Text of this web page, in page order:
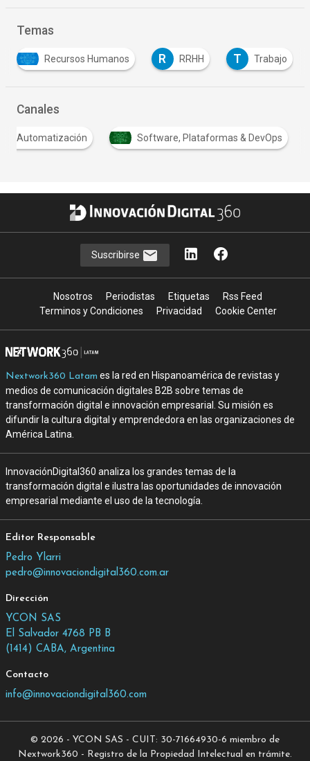
Temas
Recursos Humanos R RRHH T Trabajo
Canales
y Automatización Software, Plataformas & DevOps
Suscribirse
Nosotros Periodistas Etiquetas
Rss Feed
Terminos y Condiciones
Privacidad Cookie Center
Nextwork360 Latam es la red en Hispanoamérica de revistas y
medios de comunicación digitales B2B sobre temas de
transformación digital e innovación empresarial. Su misión es
difundir la cultura digital y emprendedora en las organizaciones de
América Latina.
InnovaciónDigital360 analiza los grandes temas de la
transformación digital e ilustra las oportunidades de innovación
empresarial mediante el uso de la tecnología.
Editor Responsable
Pedro Ylarri
pedro@innovaciondigital360.com.ar
Dirección
YCON SAS
El Salvador 4768 PB B
(1414) CABA, Argentina
Contacto
info@innovaciondigital360.com
© 2026 - YCON SAS - CUIT: 30-71664930-6 miembro de
Nextwork360 - Registro de la Propiedad Intelectual en trámite.